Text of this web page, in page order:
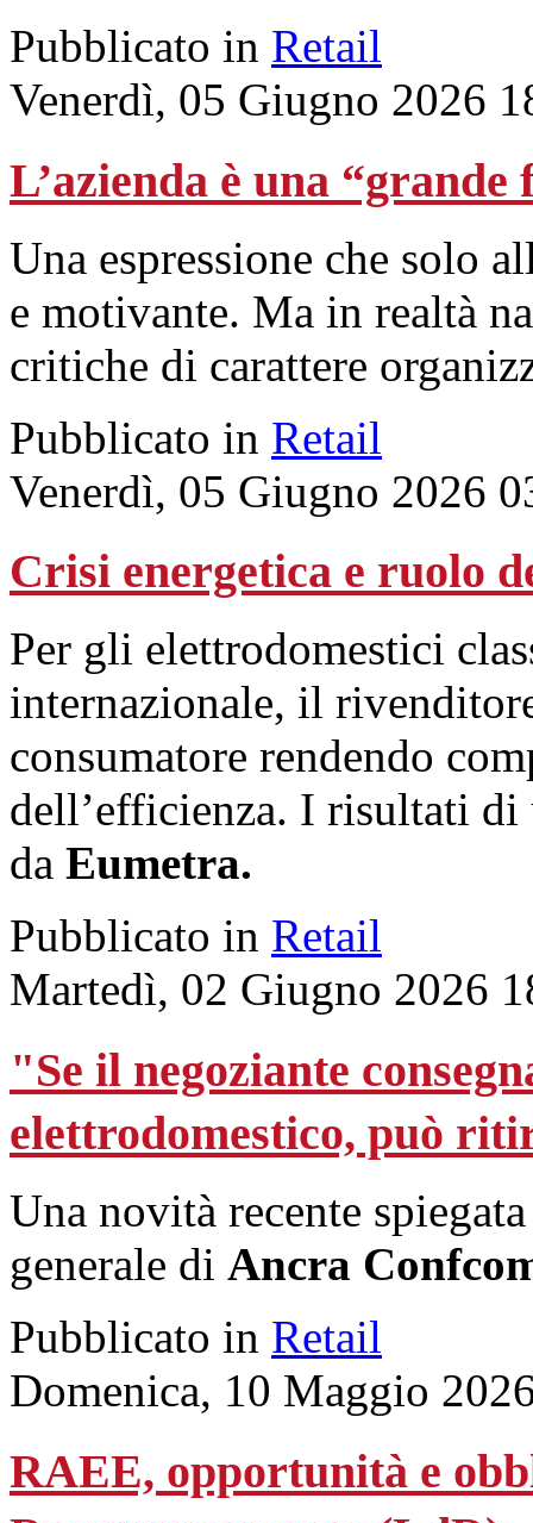
Pubblicato in Retail
Venerdì, 05 Giugno 2026
L’azienda è una
Una espressione che solo
e motivante. Ma in realtà
critiche di carattere
Pubblicato in Retail
Venerdì, 05 Giugno 2026
Crisi energetica e ruolo
Per gli elettrodomestici
internazionale, il
consumatore rendendo
dell’efficienza. I risultati di
da Eumetra.
Pubblicato in Retail
Martedì, 02 Giugno 2026
"Se il negoziante
elettrodomestico, può
Una novità recente
generale di Ancra
Pubblicato in Retail
Domenica, 10 Maggio
RAEE, opportunità e